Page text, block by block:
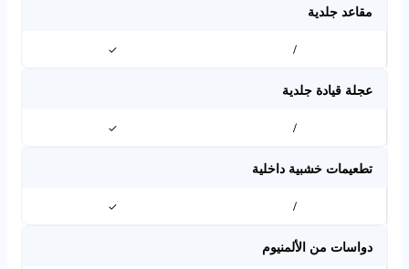
مقاعد جلدية
/
✓
عجلة قيادة جلدية
/
✓
تطعيمات خشبية داخلية
/
✓
دواسات من الألمنيوم